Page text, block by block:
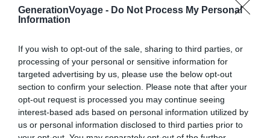
GenerationVoyage - Do Not Process My Personal
Information
If you wish to opt-out of the sale, sharing to third parties, or
processing of your personal or sensitive information for
targeted advertising by us, please use the below opt-out
section to confirm your selection. Please note that after your
opt-out request is processed you may continue seeing
interest-based ads based on personal information utilized by
us or personal information disclosed to third parties prior to